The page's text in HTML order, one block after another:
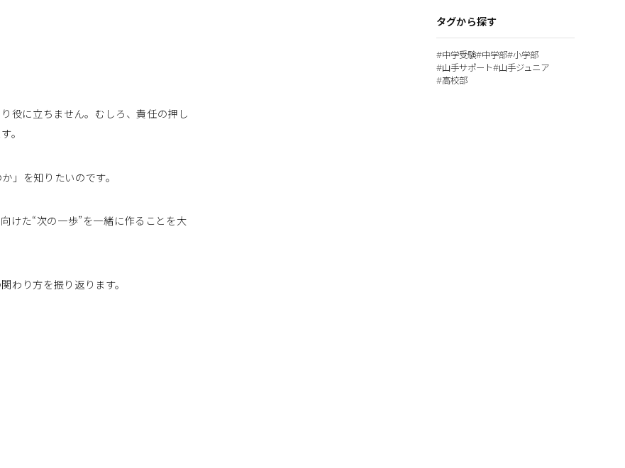
役に立ちません。むしろ、責任の押し
。
」を知りたいのです。
けた“次の一歩”を一緒に作ることを大
わり方を振り返ります。
タグから探す
#中学受験#中学部#小学部
#山手サポート#山手ジュニア
#高校部